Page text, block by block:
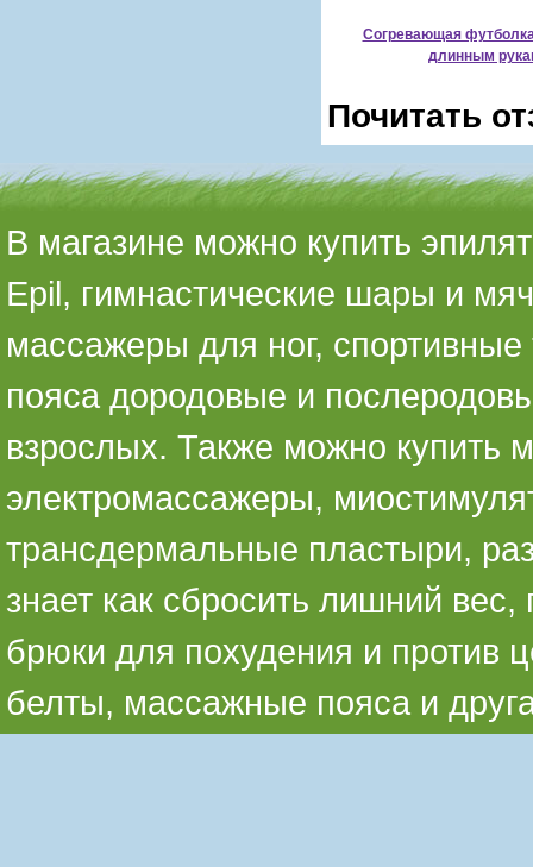
Согревающая
длинным
Почитать
В магазине можно купить
Epil, гимнастические шары и
массажеры для ног,
пояса дородовые и
взрослых. Также можно купить
электромассажеры,
трансдермальные пластыри,
знает как сбросить лишний
брюки для похудения и против
белты, массажные пояса и